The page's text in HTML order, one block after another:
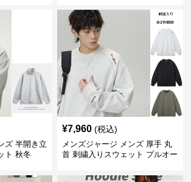
ズ 半開き立
ト 秋冬
¥7,960 (税込)
メンズジャージ メンズ 厚手 丸
首 刺繍入りスウェット プルオー